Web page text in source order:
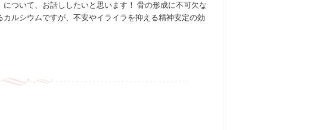
について、お話ししたいと思います！ 骨の形成に不可欠な
カルシウムですが、不安やイライラを抑える精神安定の効